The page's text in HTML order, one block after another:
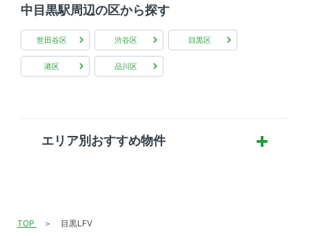
中目黒駅周辺の区から探す
世田谷区 渋谷区 目黒区
港区 品川区
エリア別おすすめ物件
TOP 目黒LFV